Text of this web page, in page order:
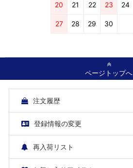
20 21 22 23 24
27 28 29 30
ページトップへ
注文履歴
登録情報の変更
再入荷リスト